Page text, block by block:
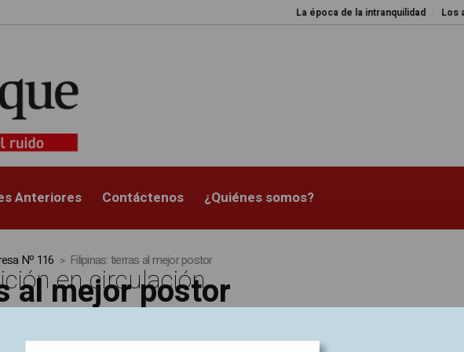
La época de la intranquilidad Los amos
Anteriores Contáctenos ¿Quiénes somos?
Nº 116 Filipinas: tierras al mejor postor
al mejor postor
en circulación